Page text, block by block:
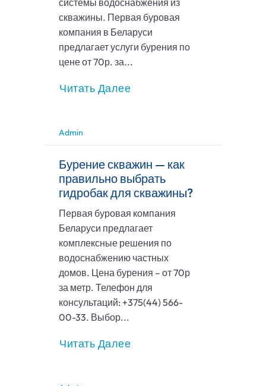
системы водоснабжения из
скважины. Первая буровая
компания в Беларуси
предлагает услуги бурения по
цене от 70р. за...
Читать Далее
Admin
Бурение скважин — как
правильно выбрать
гидробак для скважины?
Первая буровая компания
Беларуси предлагает
комплексные решения по
водоснабжению частных
домов. Цена бурения – от 70р
за метр. Телефон для
консультаций: +375(44) 566-
00-33. Выбор...
Читать Далее